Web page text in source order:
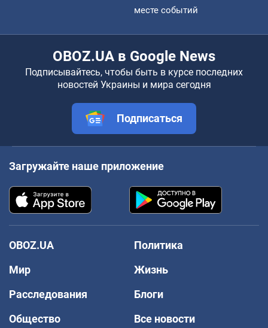
месте событий
OBOZ.UA в Google News
Подписывайтесь, чтобы быть в курсе последних
новостей Украины и мира сегодня
Подписаться
Загружайте наше приложение
OBOZ.UA
Политика
Мир
Жизнь
Расследования
Блоги
Общество
Все новости